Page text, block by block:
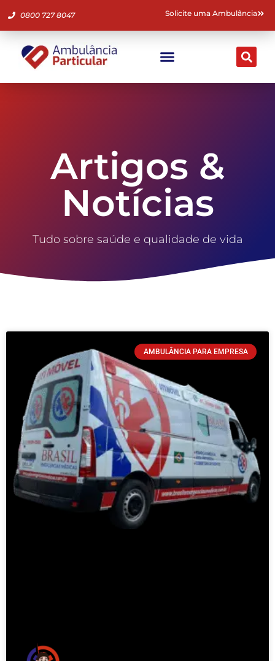
0800 727 8047 Solicite uma Ambulância
Artigos &
Notícias
Tudo sobre saúde e qualidade de vida
AMBULÂNCIA PARA EMPRESA